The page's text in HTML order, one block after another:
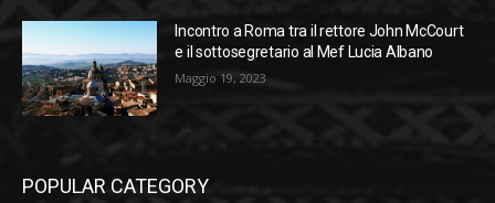
Incontro a Roma tra il rettore John McCourt
e il sottosegretario al Mef Lucia Albano
Maggio 19, 2023
POPULAR CATEGORY